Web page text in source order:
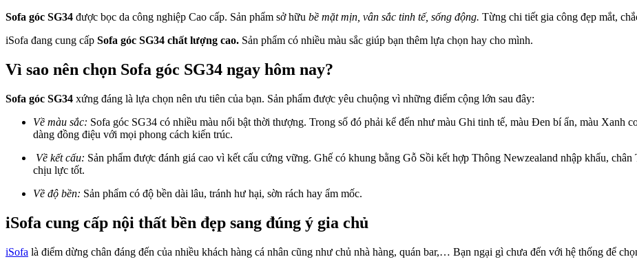
Sofa góc SG34 được bọc da công nghiệp Cao cấp. Sản phẩm sở hữu bề mặt mịn, vân sắc tinh tế, sống động. Từng chi tiết gia công đẹp mắt,
iSofa đang cung cấp Sofa góc SG34 chất lượng cao. Sản phẩm có nhiều màu sắc giúp bạn thêm lựa chọn hay cho mình.
Vì sao nên chọn Sofa góc SG34 ngay hôm nay?
Sofa góc SG34 xứng đáng là lựa chọn nên ưu tiên của bạn. Sản phẩm được yêu chuộng vì những điểm cộng lớn sau đây:
Về màu sắc: Sofa góc SG34 có nhiều màu nổi bật thời thượng. Trong số đó phải kể đến như màu Ghi tinh tế, màu Đen bí ẩn, màu Xanh
dàng đồng điệu với mọi phong cách kiến trúc.
Về kết cấu: Sản phẩm được đánh giá cao vì kết cấu cứng vững. Ghế có khung bằng Gỗ Sồi kết hợp Thông Newzealand nhập khẩu,
chịu lực tốt.
Về độ bền: Sản phẩm có độ bền dài lâu, tránh hư hại, sờn rách hay ẩm mốc.
iSofa cung cấp nội thất bền đẹp sang đúng ý gia chủ
iSofa là điểm dừng chân đáng đến của nhiều khách hàng cá nhân cũng như chủ nhà hàng, quán bar,… Bạn ngại gì chưa đến với hệ thống để